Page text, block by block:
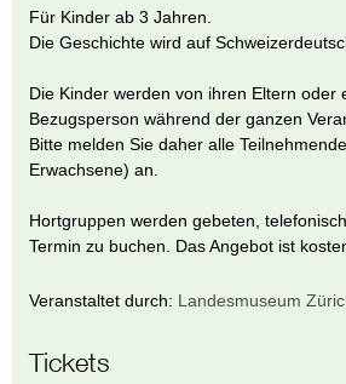
Für Kinder ab 3 Jahren.
Die Geschichte wird auf
Die Kinder werden von ihren Eltern oder
Bezugsperson während der ganzen
Bitte melden Sie daher alle
Erwachsene) an.
Hortgruppen werden gebeten,
Termin zu buchen. Das Angebot ist
Veranstaltet durch: Landesmuseum
Tickets